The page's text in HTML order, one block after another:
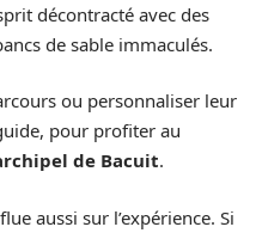
décontracté avec des
de sable immaculés.
ou personnaliser leur
pour profiter au
de Bacuit.
aussi sur l’expérience. Si